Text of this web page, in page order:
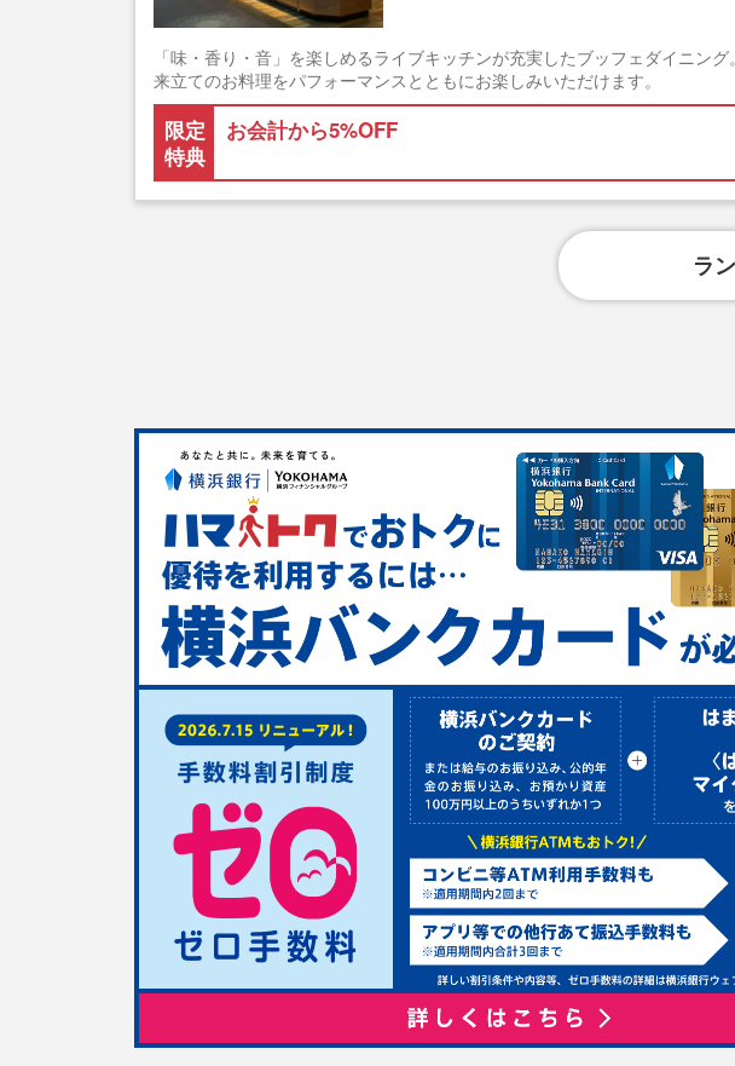
「味・香り・音」を楽しめるライブキッチンが充実したブッフェダイニング
来立てのお料理をパフォーマンスとともにお楽しみいただけます。
限定
特典
お会計から5%OFF
ラ